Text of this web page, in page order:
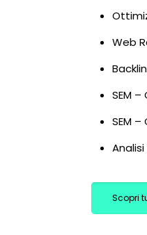
Web
SEM
SEM
Scopri